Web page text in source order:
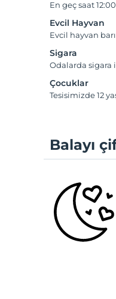
En geç saat
Evcil Hayvan
Evcil hayvan
Sigara
Odalarda sigara
Çocuklar
Tesisimizde 12
Balayı